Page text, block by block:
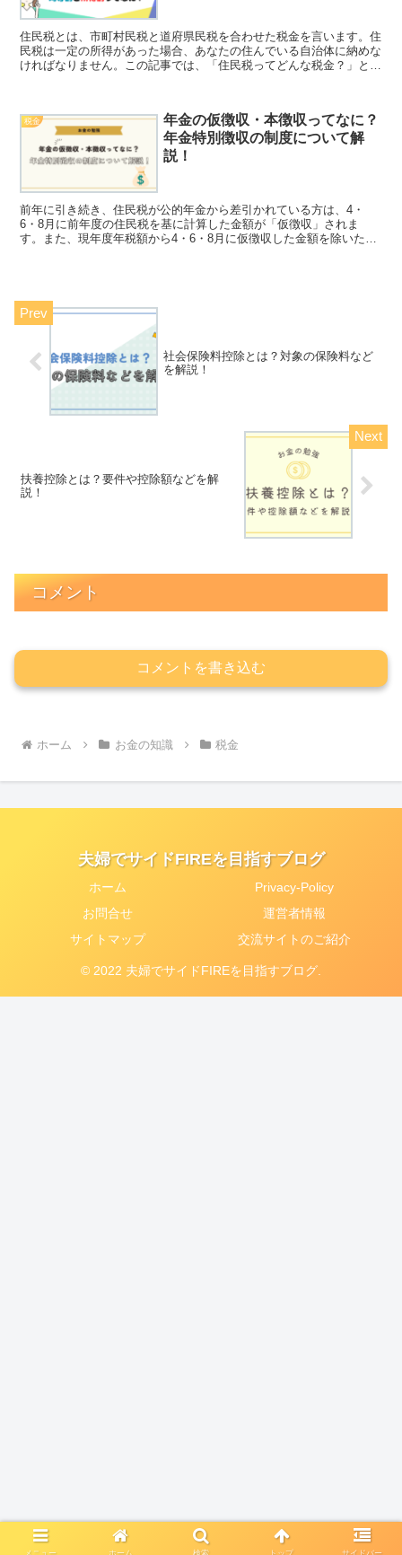
住民税とは、市町村民税と道府県民税を合わせた税金を言います。住
民税は一定の所得があった場合、あなたの住んでいる自治体に納めな
ければなりません。この記事では、「住民税ってどんな税金？」とい
税金
年金の仮徴収・本徴収ってなに？
年金特別徴収の制度について解
説！
前年に引き続き、住民税が公的年金から差引かれている方は、4・
6・8月に前年度の住民税を基に計算した金額が「仮徴収」されま
す。また、現年度年税額から4・6・8月に仮徴収した金額を除いた残
社会保険料控除とは？対象の保険料など
を解説！
扶養控除とは？要件や控除額などを解
説！
コメント
コメントを書き込む
ホーム お金の知識 税金
夫婦でサイドFIREを目指すブログ
ホーム
Privacy-Policy
お問合せ
運営者情報
サイトマップ
交流サイトのご紹介
© 2022 夫婦でサイドFIREを目指すブログ.
メニュー ホーム 検索 トップ サイドバー